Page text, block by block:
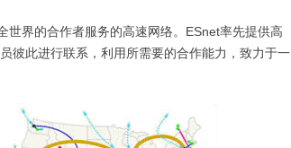
界的合作者服务的高速网络。ESnet率先提供高
彼此进行联系，利用所需要的合作能力，致力于一